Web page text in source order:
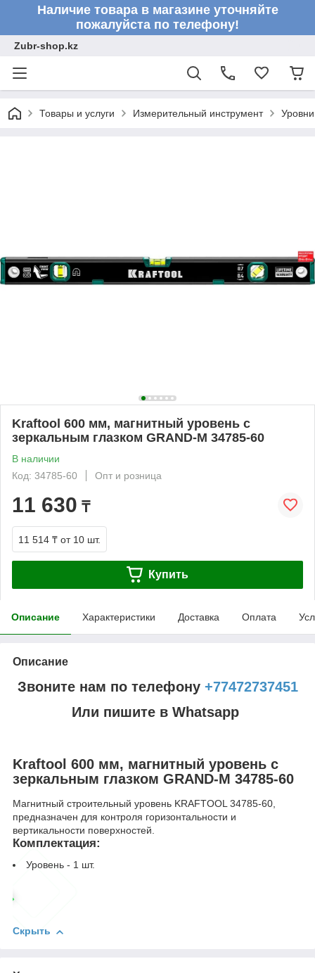
Наличие товара в магазине уточняйте
пожалуйста по телефону!
Zubr-shop.kz
Товары и услуги Измерительный инструмент
Kraftool 600 мм, магнитный уровень с
зеркальным глазком GRAND-M 34785-60
В наличии
Код: 34785-60
Опт и розница
11 630 ₸
11 514 ₸ от 10 шт.
Купить
Описание Характеристики Доставка Оплата
Описание
Звоните нам по телефону +77472737451
Или пишите в Whatsapp
Kraftool 600 мм, магнитный уровень с
зеркальным глазком GRAND-M 34785-60
Магнитный строительный уровень KRAFTOOL 34785-60,
предназначен для контроля горизонтальности и
вертикальности поверхностей.
Комплектация:
Уровень - 1 шт.
Скрыть